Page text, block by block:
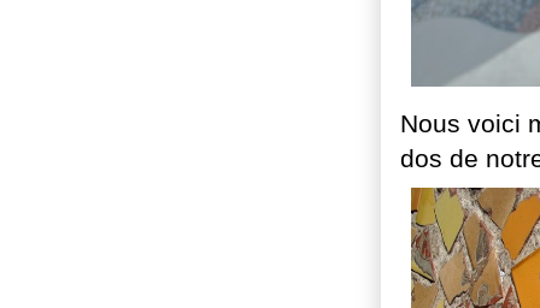
Nous voici
dos de